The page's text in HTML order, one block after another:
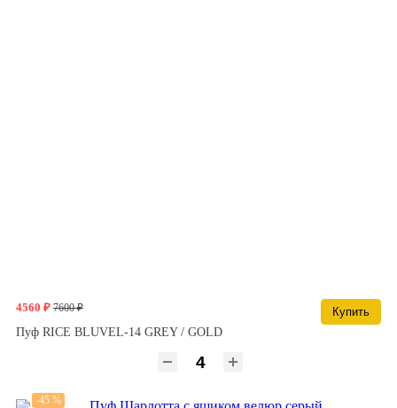
4560 ₽ 7600 ₽
Купить
Пуф RICE BLUVEL-14 GREY / GOLD
-45 %